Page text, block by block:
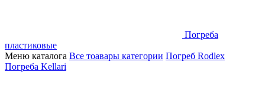
Погреба
пластиковые
Меню каталога Все тоавары категории Погреб Rodlex
Погреба Kellari